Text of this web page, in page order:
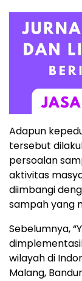
Adapun
tersebut
persoalan
aktivitas
diimbangi
sampah yang
Sebelumnya,
wilayah di
Malang,